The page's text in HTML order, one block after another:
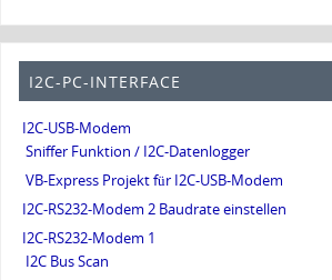
I2C-PC-INTERFACE
I2C-USB-Modem
Sniffer Funktion / I2C-Datenlogger
VB-Express Projekt für I2C-USB-Modem
I2C-RS232-Modem 2 Baudrate einstellen
I2C-RS232-Modem 1
I2C Bus Scan